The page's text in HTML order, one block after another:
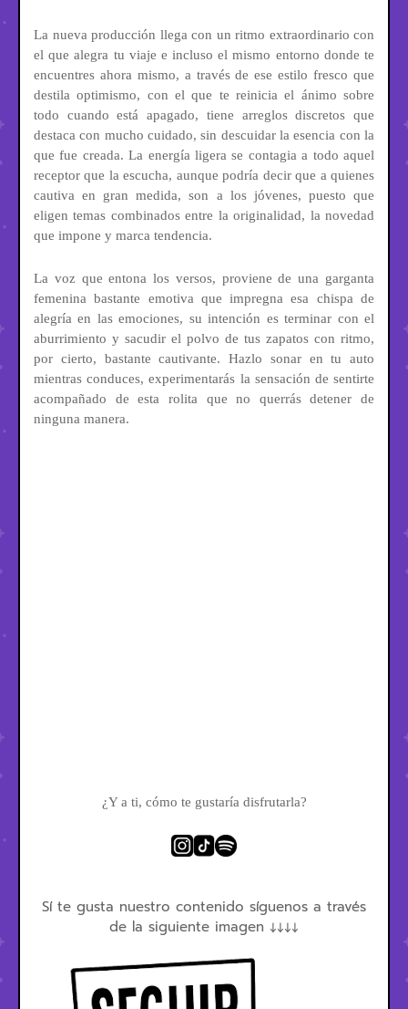
La nueva producción llega con un ritmo extraordinario con
el que alegra tu viaje e incluso el mismo entorno donde te
encuentres ahora mismo, a través de ese estilo fresco que
destila optimismo, con el que te reinicia el ánimo sobre
todo cuando está apagado, tiene arreglos discretos que
destaca con mucho cuidado, sin descuidar la esencia con la
que fue creada. La energía ligera se contagia a todo aquel
receptor que la escucha, aunque podría decir que a quienes
cautiva en gran medida, son a los jóvenes, puesto que
eligen temas combinados entre la originalidad, la novedad
que impone y marca tendencia.
La voz que entona los versos, proviene de una garganta
femenina bastante emotiva que impregna esa chispa de
alegría en las emociones, su intención es terminar con el
aburrimiento y sacudir el polvo de tus zapatos con ritmo,
por cierto, bastante cautivante. Hazlo sonar en tu auto
mientras conduces, experimentarás la sensación de sentirte
acompañado de esta rolita que no querrás detener de
ninguna manera.
¿Y a ti, cómo te gustaría disfrutarla?
Sí te gusta nuestro contenido síguenos a través
de la siguiente imagen ↓↓↓↓